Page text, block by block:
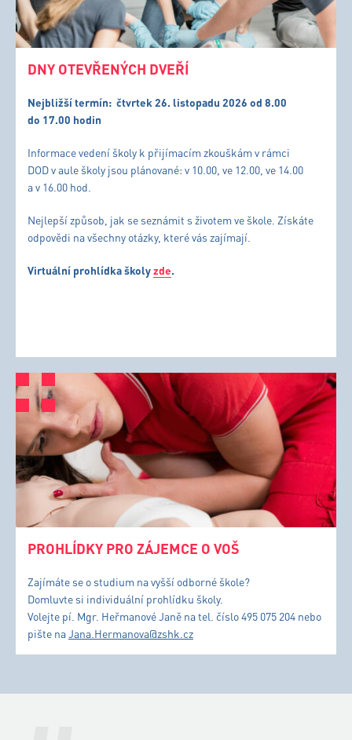
DNY OTEVŘENÝCH DVEŘÍ
Nejbližší termín: čtvrtek 26. listopadu 2026 od 8.00
do 17.00 hodin
Informace vedení školy k přijímacím zkouškám v rámci
DOD v aule školy jsou plánované: v 10.00, ve 12.00, ve 14.00
a v 16.00 hod.
Nejlepší způsob, jak se seznámit s životem ve škole. Získáte
odpovědi na všechny otázky, které vás zajímají.
Virtuální prohlídka školyzde.
PROHLÍDKY PRO ZÁJEMCE O VOŠ
Zajímáte se o studium na vyšší odborné škole?
Domluvte si individuální prohlídku školy.
Volejte pí. Mgr. Heřmanové Janě na tel. číslo 495 075 204 nebo
pište naJana.Hermanova@zshk.cz